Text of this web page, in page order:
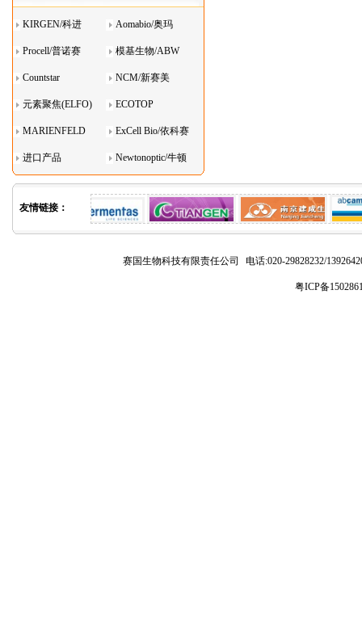
KIRGEN/科进 Aomabio/奥玛
Procell/普诺赛 模基生物/ABW
Countstar NCM/新赛美
元素聚焦(ELFO) ECOTOP
MARIENFELD ExCell Bio/依科赛
进口产品 Newtonoptic/牛顿
光学
友情链接：
赛国生物科技有限责任公司 电话:020-29828232/
粤ICP备